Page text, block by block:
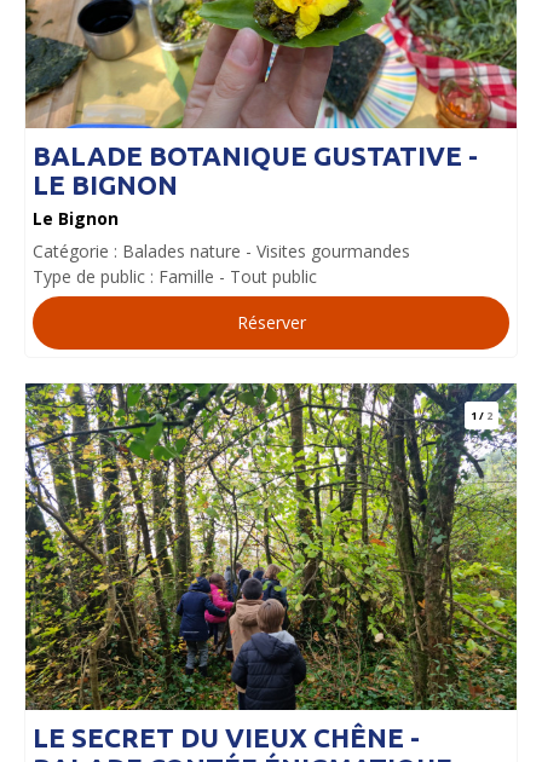
BALADE BOTANIQUE GUSTATIVE -
LE BIGNON
Le Bignon
Catégorie : Balades nature
Visites gourmandes
Type de public : Famille
Tout public
Réserver
1/ 2
LE SECRET DU VIEUX CHÊNE -